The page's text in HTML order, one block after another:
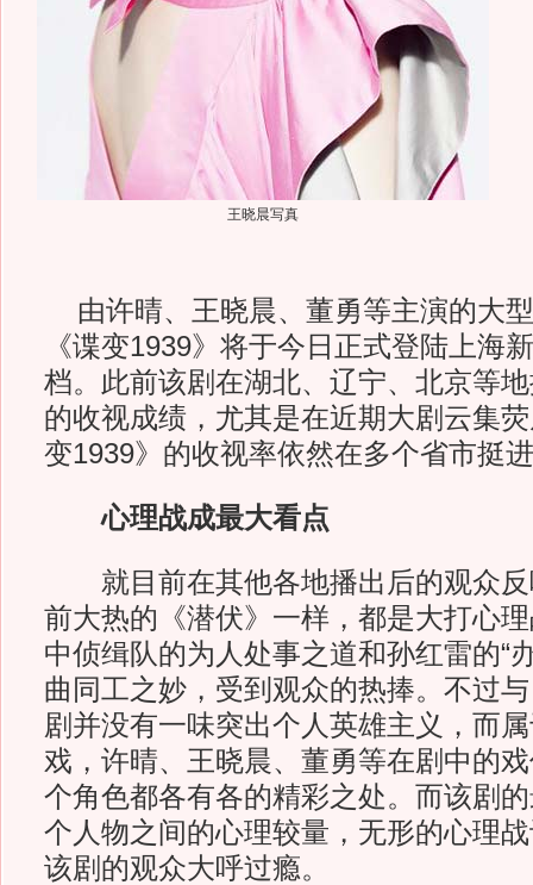
王晓晨写真
由许晴、王晓晨、董勇等主演的大
《谍变1939》将于今日正式登陆上海
档。此前该剧在湖北、辽宁、北京等
的收视成绩，尤其是在近期大剧云集
变1939》的收视率依然在多个省市挺
心理战成最大看点
就目前在其他各地播出后的观众反
前大热的《潜伏》一样，都是大打心
中侦缉队的为人处事之道和孙红雷的“
曲同工之妙，受到观众的热捧。不过
剧并没有一味突出个人英雄主义，而
戏，许晴、王晓晨、董勇等在剧中的
个角色都各有各的精彩之处。而该剧
个人物之间的心理较量，无形的心理
该剧的观众大呼过瘾。